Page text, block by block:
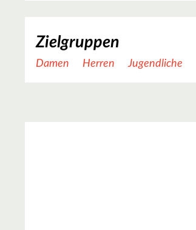
Zielgruppen
Damen Herren Jugendliche